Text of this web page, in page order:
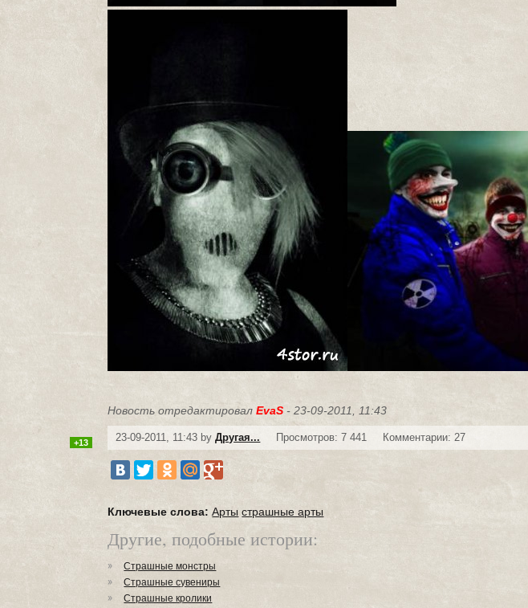
Новость отредактировалEvaS - 23-09-2011, 11:43
23-09-2011, 11:43 byДругая... Просмотров: 7 441 Комментарии: 27
+13
Ключевые слова: Aрты страшные арты
Другие, подобные истории:
Страшные монстры
Страшные сувениры
Страшные кролики